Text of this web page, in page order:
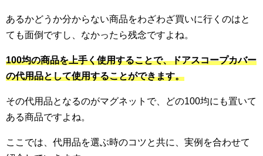
あるかどうか分からない商品をわざわざ買いに行くのはと
ても面倒ですし、なかったら残念ですよね。
100均の商品を上手く使用することで、ドアスコープカバー
の代用品として使用することができます。
その代用品となるのがマグネットで、どの100均にも置いて
ある商品ですよね。
ここでは、代用品を選ぶ時のコツと共に、実例を合わせて